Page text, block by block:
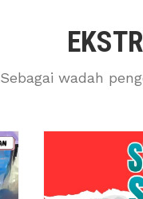
Sebagai wadah